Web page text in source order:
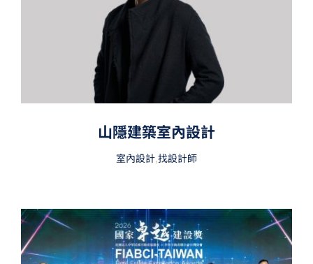
山隱建築室內設計
室內設計,找設計師